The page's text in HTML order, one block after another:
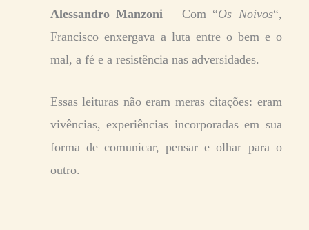
Alessandro Manzoni – Com “Os Noivos“,
Francisco enxergava a luta entre o bem e o
mal, a fé e a resistência nas adversidades.
Essas leituras não eram meras citações: eram
vivências, experiências incorporadas em sua
forma de comunicar, pensar e olhar para o
outro.